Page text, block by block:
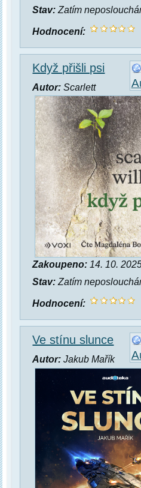
Stav: Zatím
Hodnocení:
Když přišli psi
Autor: Scarlett
Zakoupeno: 14. 10.
Stav: Zatím
Hodnocení:
Ve stínu slunce
Autor: Jakub Mařík